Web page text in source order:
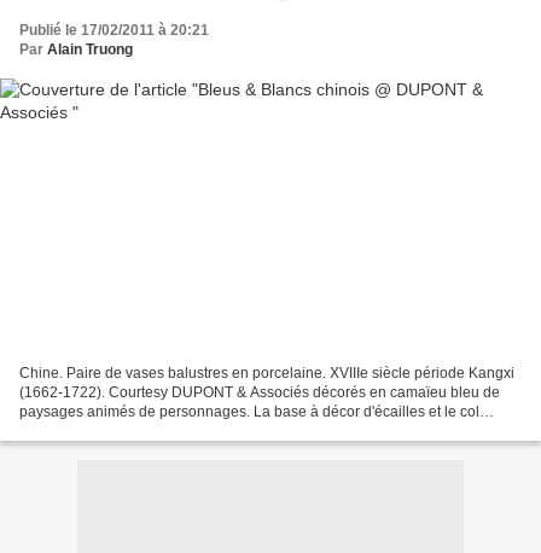
Publié le 17/02/2011 à 20:21
Par Alain Truong
Chine. Paire de vases balustres en porcelaine. XVIIIe siècle période Kangxi
(1662-1722). Courtesy DUPONT & Associés décorés en camaïeu bleu de
paysages animés de personnages. La base à décor d'écailles et le col